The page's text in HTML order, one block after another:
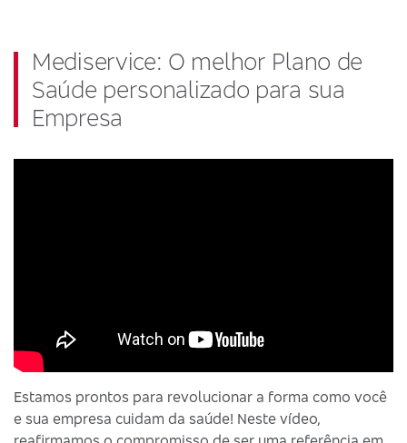
Mediservice: O melhor Plano de
Saúde personalizado para sua
Empresa
Estamos prontos para revolucionar a forma como você
e sua empresa cuidam da saúde! Neste vídeo,